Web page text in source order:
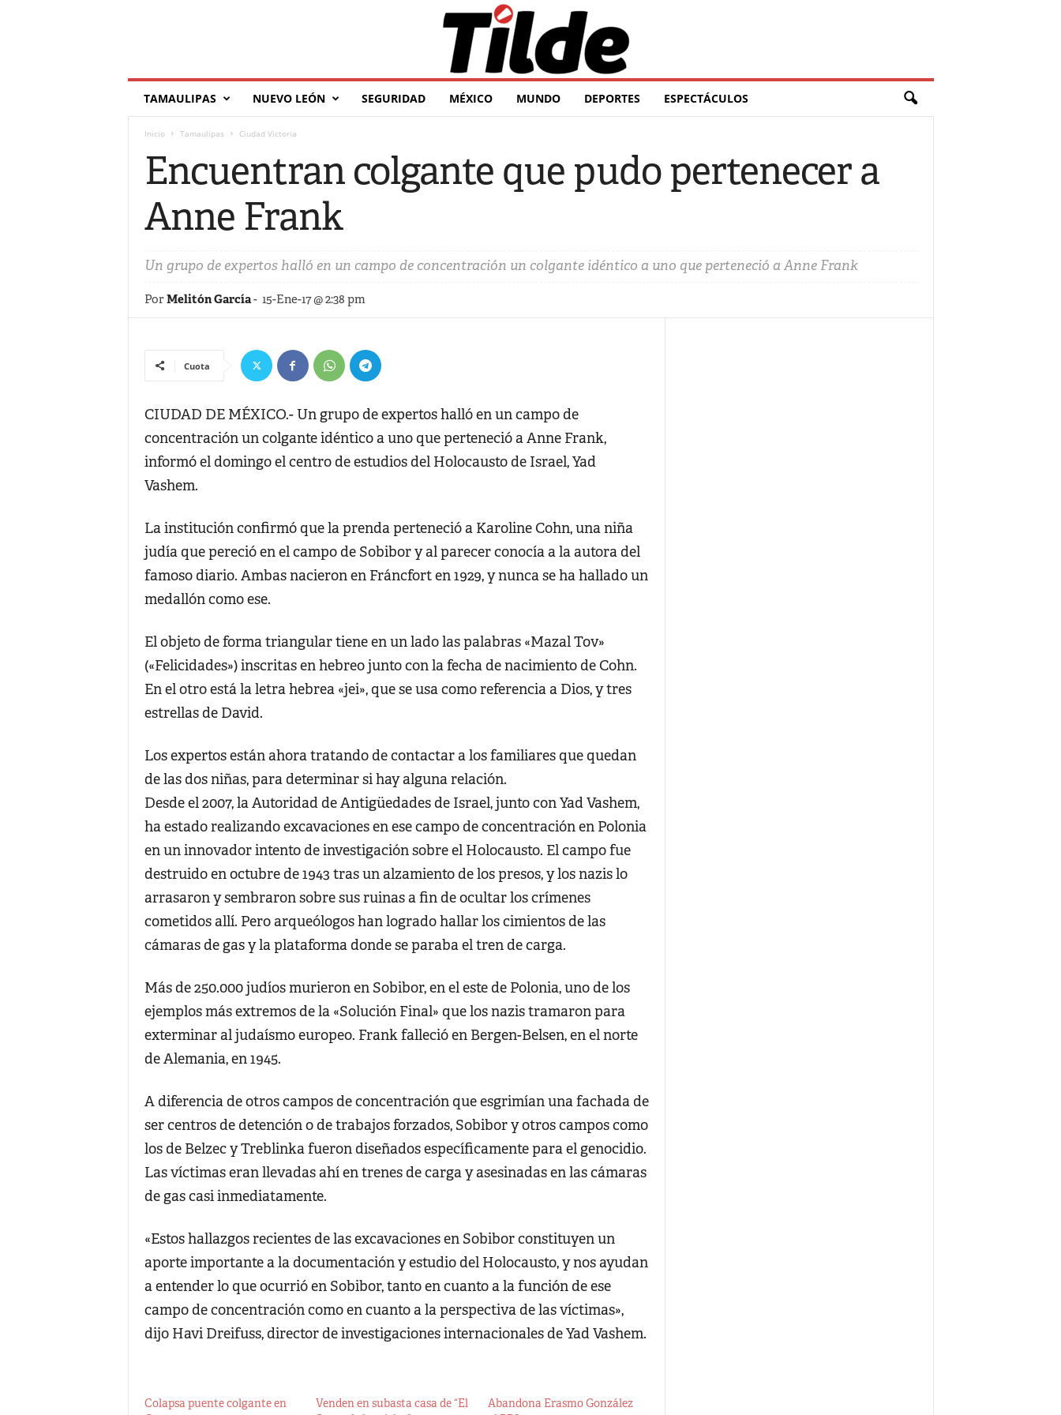
T
l
TAMAULIPAS NUEVO LEÓN SEGURIDAD MÉXICO MUNDO DEPORTES ESPECTÁCULOS
Inicio Tamaulipas Ciudad Victoria
Encuentran colgante que pudo pertenecer a
Anne Frank
Un grupo de expertos halló en un campo de concentración un colgante idéntico a uno que perteneció a Anne Frank
PorMelitón García- 15-Ene-17 @ 2:38 pm
Cuota
CIUDAD DE MÉXICO.- Un grupo de expertos halló en un campo de
concentración un colgante idéntico a uno que perteneció a Anne Frank,
informó el domingo el centro de estudios del Holocausto de Israel, Yad
Vashem.
La institución confirmó que la prenda perteneció a Karoline Cohn, una niña
judía que pereció en el campo de Sobibor y al parecer conocía a la autora del
famoso diario. Ambas nacieron en Fráncfort en 1929, y nunca se ha hallado un
medallón como ese.
El objeto de forma triangular tiene en un lado las palabras «Mazal Tov»
(«Felicidades») inscritas en hebreo junto con la fecha de nacimiento de Cohn.
En el otro está la letra hebrea «jei», que se usa como referencia a Dios, y tres
estrellas de David.
Los expertos están ahora tratando de contactar a los familiares que quedan
de las dos niñas, para determinar si hay alguna relación.
Desde el 2007, la Autoridad de Antigüedades de Israel, junto con Yad Vashem,
ha estado realizando excavaciones en ese campo de concentración en Polonia
en un innovador intento de investigación sobre el Holocausto. El campo fue
destruido en octubre de 1943 tras un alzamiento de los presos, y los nazis lo
arrasaron y sembraron sobre sus ruinas a fin de ocultar los crímenes
cometidos allí. Pero arqueólogos han logrado hallar los cimientos de las
cámaras de gas y la plataforma donde se paraba el tren de carga.
Más de 250.000 judíos murieron en Sobibor, en el este de Polonia, uno de los
ejemplos más extremos de la «Solución Final» que los nazis tramaron para
exterminar al judaísmo europeo. Frank falleció en Bergen-Belsen, en el norte
de Alemania, en 1945.
A diferencia de otros campos de concentración que esgrimían una fachada de
ser centros de detención o de trabajos forzados, Sobibor y otros campos como
los de Belzec y Treblinka fueron diseñados específicamente para el genocidio.
Las víctimas eran llevadas ahí en trenes de carga y asesinadas en las cámaras
de gas casi inmediatamente.
«Estos hallazgos recientes de las excavaciones en Sobibor constituyen un
aporte importante a la documentación y estudio del Holocausto, y nos ayudan
a entender lo que ocurrió en Sobibor, tanto en cuanto a la función de ese
campo de concentración como en cuanto a la perspectiva de las víctimas»,
dijo Havi Dreifuss, director de investigaciones internacionales de Yad Vashem.
Colapsa puente colgante en
Venden en subasta casa de “El
Abandona Erasmo González